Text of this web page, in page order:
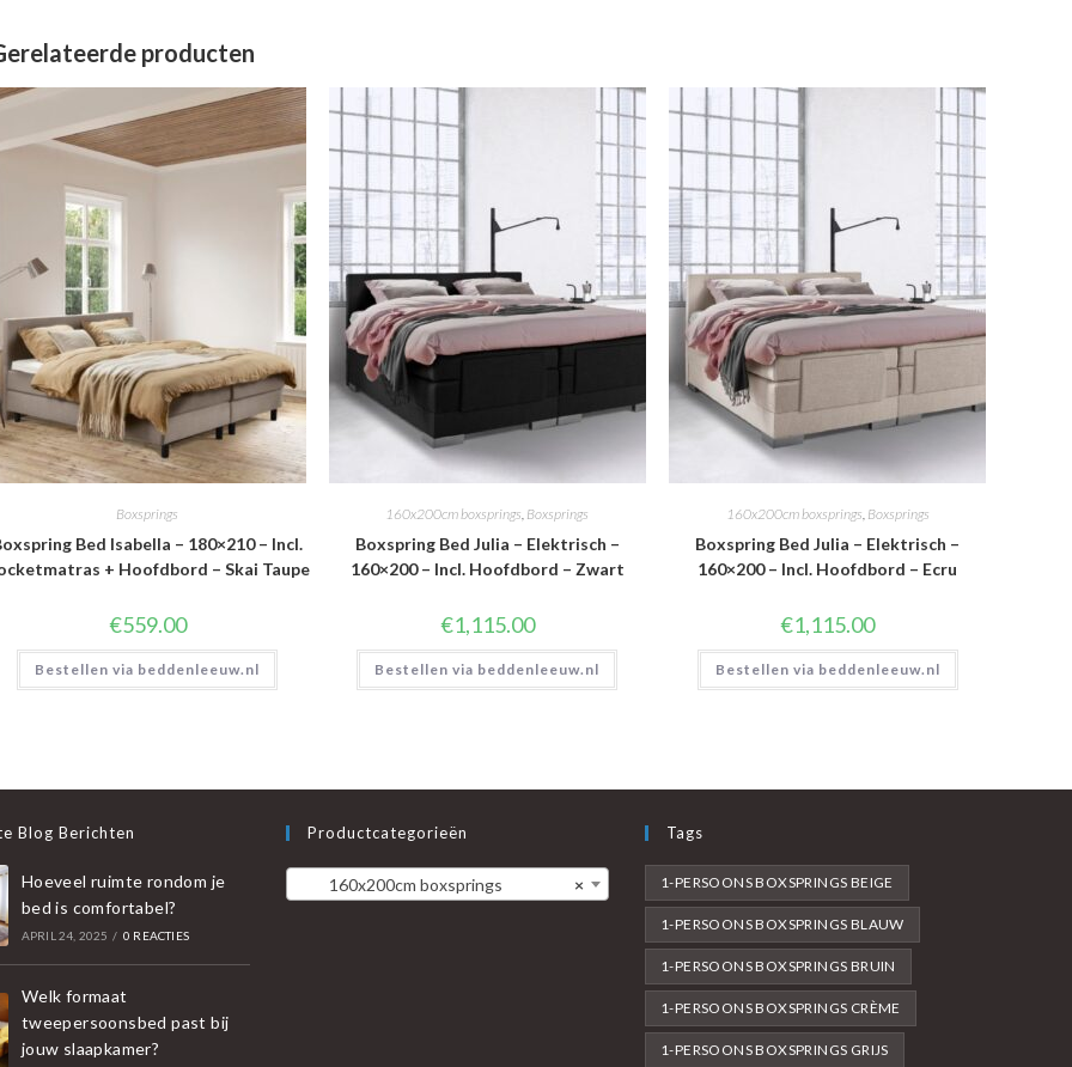
producten
Boxsprings
Bed Isabella – 180×210 – Incl.
+ Hoofdbord – Skai Taupe
€559.00
Bestellen via beddenleeuw.nl
160x200cm boxsprings, Boxsprings
Boxspring Bed Julia – Elektrisch –
160×200 – Incl. Hoofdbord – Zwart
€1,115.00
Bestellen via beddenleeuw.nl
160x200cm boxsprings, Boxsprings
Boxspring Bed Julia – Elektrisch –
160×200 – Incl. Hoofdbord – Ecru
€1,115.00
Bestellen via beddenleeuw.nl
Blog Berichten
Hoeveel ruimte rondom je
bed is comfortabel?
APRIL 24, 2025 / 0 REACTIES
Welk formaat
tweepersoonsbed past bij
jouw slaapkamer?
Productcategorieën
×
160x200cm boxsprings
Tags
1-PERSOONS BOXSPRINGS BEIGE
1-PERSOONS BOXSPRINGS BLAUW
1-PERSOONS BOXSPRINGS BRUIN
1-PERSOONS BOXSPRINGS CRÈME
1-PERSOONS BOXSPRINGS GRIJS